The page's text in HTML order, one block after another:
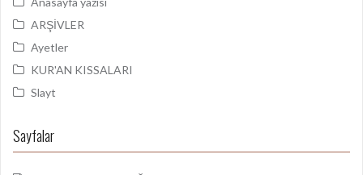
ARŞİVLER
Ayetler
KUR'AN KISSALARI
Slayt
Sayfalar